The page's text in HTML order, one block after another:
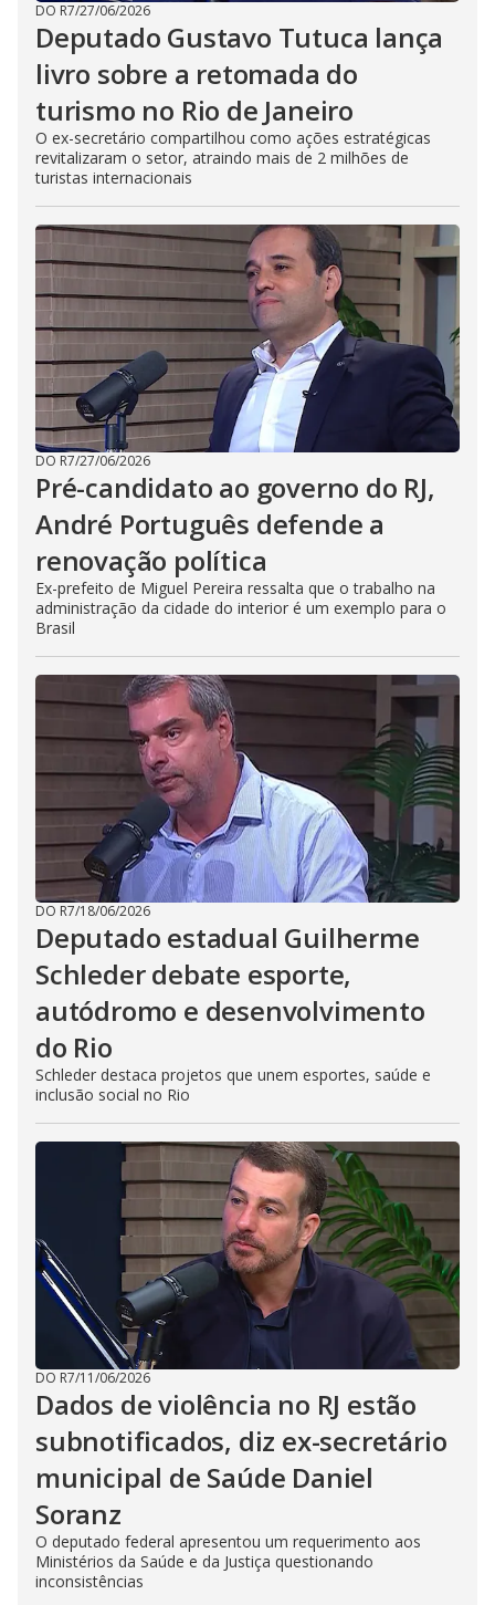
DO R7/27/06/2026
Deputado Gustavo Tutuca lança
livro sobre a retomada do
turismo no Rio de Janeiro
O ex-secretário compartilhou como ações estratégicas
revitalizaram o setor, atraindo mais de 2 milhões de
turistas internacionais
DO R7/27/06/2026
Pré-candidato ao governo do RJ,
André Português defende a
renovação política
Ex-prefeito de Miguel Pereira ressalta que o trabalho na
administração da cidade do interior é um exemplo para o
Brasil
DO R7/18/06/2026
Deputado estadual Guilherme
Schleder debate esporte,
autódromo e desenvolvimento
do Rio
Schleder destaca projetos que unem esportes, saúde e
inclusão social no Rio
DO R7/11/06/2026
Dados de violência no RJ estão
subnotificados, diz ex-secretário
municipal de Saúde Daniel
Soranz
O deputado federal apresentou um requerimento aos
Ministérios da Saúde e da Justiça questionando
inconsistências